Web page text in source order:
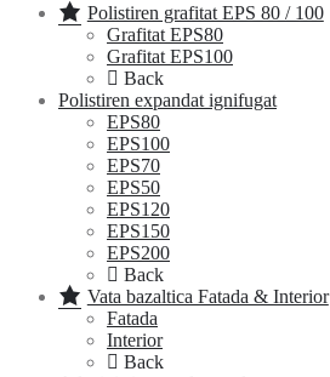
Polistiren grafitat EPS 80 / 100
Grafitat EPS80
Grafitat EPS100
Back
Polistiren expandat ignifugat
EPS80
EPS100
EPS70
EPS50
EPS120
EPS150
EPS200
Back
Vata bazaltica Fatada & Interior
Fatada
Interior
Back